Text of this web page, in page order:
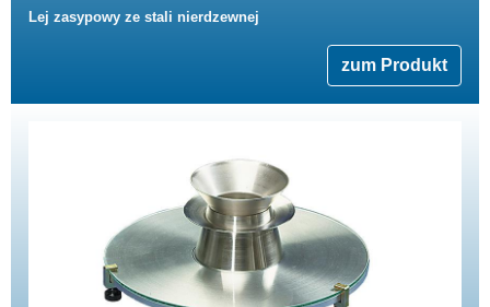
Lej zasypowy ze stali nierdzewnej
zum Produkt